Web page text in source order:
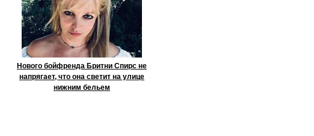
Нового бойфренда Бритни Спирс не
напрягает, что она светит на улице
нижним бельем